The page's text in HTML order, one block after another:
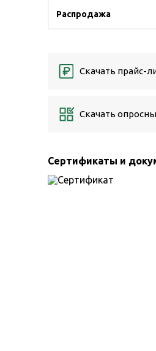
Распродажа
Скачать прайс-
Скачать
Сертификаты и